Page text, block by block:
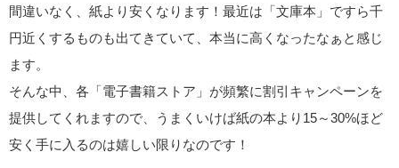
間違いなく、紙より安くなります！最近は「文庫本」ですら千
円近くするものも出てきていて、本当に高くなったなぁと感じ
ます。
そんな中、各「電子書籍ストア」が頻繁に割引キャンペーンを
提供してくれますので、うまくいけば紙の本より15～30%ほど
安く手に入るのは嬉しい限りなのです！